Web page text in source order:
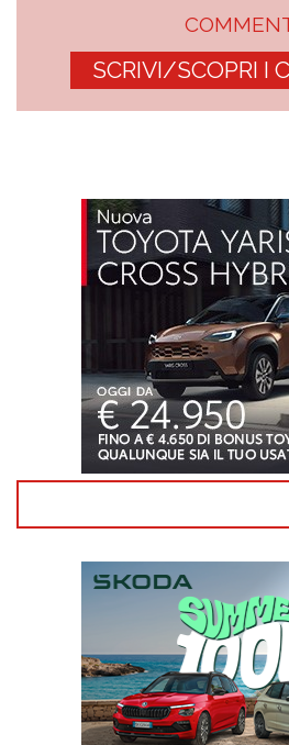
SCRIVI/SCOPRI I